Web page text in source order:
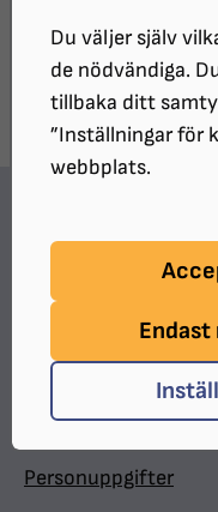
Du väljer själv
de nödvändiga.
tillbaka ditt
”Inställningar för
webbplats.
Endast
Valpkalendern
Medlemsförmåner
Personuppgifter